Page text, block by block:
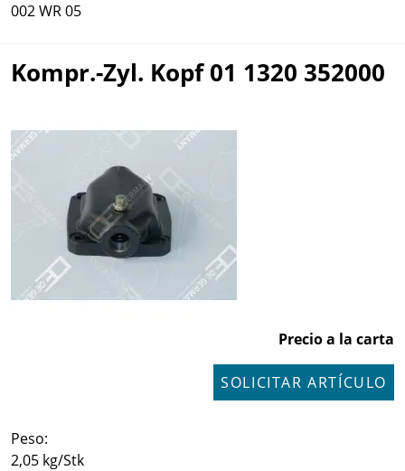
002 WR 05
Kompr.-Zyl. Kopf 01 1320 352000
Precio a la carta
SOLICITAR ARTÍCULO
Peso:
2,05 kg/Stk